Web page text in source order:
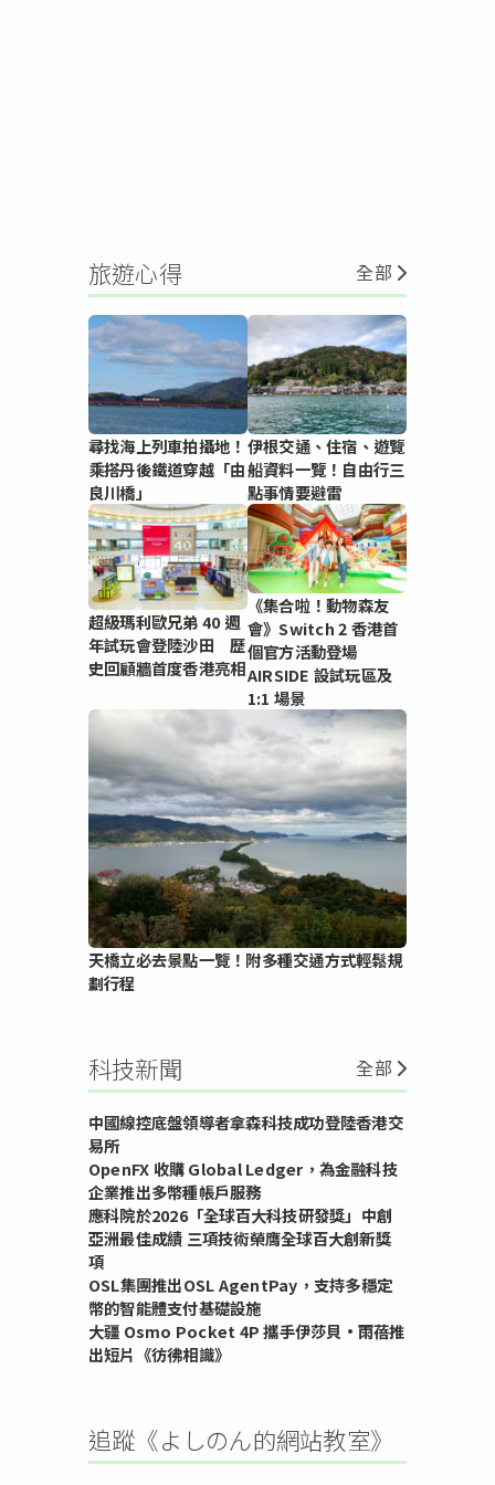
旅遊心得 全部
尋找海上列車拍攝地！
乘搭丹後鐵道穿越「由
良川橋」
伊根交通、住宿、遊覽
船資料一覽！自由行三
點事情要避雷
超級瑪利歐兄弟 40 週
年試玩會登陸沙田 歷
史回顧牆首度香港亮相
《集合啦！動物森友
會》Switch 2 香港首
個官方活動登場
AIRSIDE 設試玩區及
1:1 場景
天橋立必去景點一覽！附多種交通方式輕鬆規
劃行程
科技新聞 全部
中國線控底盤領導者拿森科技成功登陸香港交
易所
OpenFX 收購 Global Ledger，為金融科技
企業推出多幣種帳戶服務
應科院於2026「全球百大科技研發獎」中創
亞洲最佳成績 三項技術榮膺全球百大創新獎
項
OSL集團推出OSL AgentPay，支持多穩定
幣的智能體支付基礎設施
大疆 Osmo Pocket 4P 攜手伊莎貝•雨蓓推
出短片《彷彿相識》
追蹤《よしのん的網站教室》